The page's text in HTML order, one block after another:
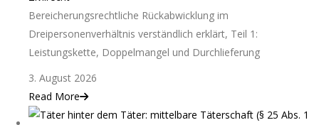
Bereicherungsrechtliche Rückabwicklung im
Dreipersonenverhältnis verständlich erklärt, Teil 1:
Leistungskette, Doppelmangel und Durchlieferung
3. August 2026
Read More